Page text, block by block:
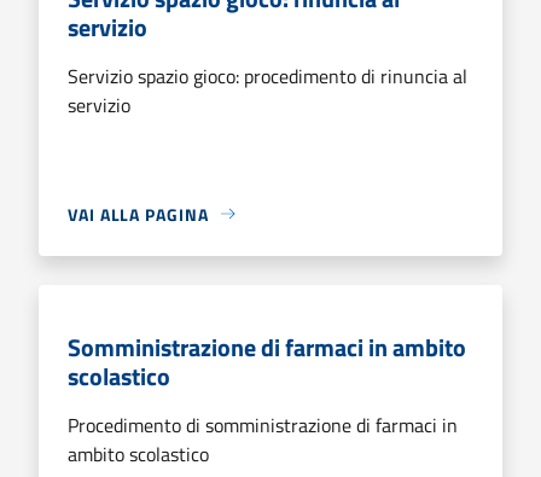
servizio
Servizio spazio gioco: procedimento di rinuncia al
servizio
VAI ALLA PAGINA
Somministrazione di farmaci in ambito
scolastico
Procedimento di somministrazione di farmaci in
ambito scolastico